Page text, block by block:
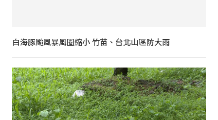
白海豚颱風暴風圈縮小 竹苗、台北山區防大雨